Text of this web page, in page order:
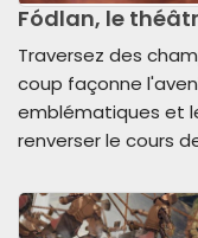
Fódlan, le
Traversez des
coup façonne
emblématiques et
renverser le cours